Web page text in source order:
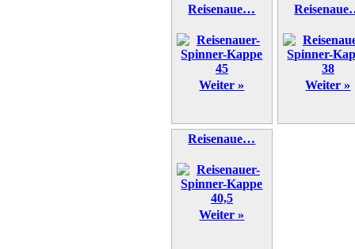
Reisenaue…
Weiter » Weiter »
Reisenaue…
Weiter »